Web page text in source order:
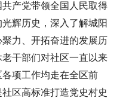
产党带领全国人民取得
辉历史，深入了解城阳
力、开拓奋进的发展历
干部们对社区一直以来
项工作均走在全区前
区高标准打造党史村史